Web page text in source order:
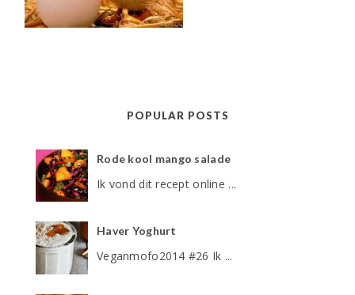
POPULAR POSTS
Rode kool mango salade
Ik vond dit recept online ...
Haver Yoghurt
Veganmofo2014 #26 Ik ...